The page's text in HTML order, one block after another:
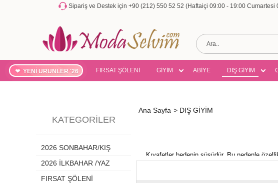
Sipariş ve Destek için +90 (212) 550 52 52 (Haftaiçi 09:00 - 19:00 Cumartesi
YENİ ÜRÜNLER '26 FIRSAT ŞÖLENİ GİYİM ABİYE DIŞ GİYİM
KATEGORILER
2026 SONBAHAR/KIŞ
2026 İLKBAHAR /YAZ
FIRSAT ŞÖLENİ
Ana Sayfa > DIŞ GİYİM
Kıyafetler bedenin süsüdür. Bu nedenle
nedenle kadınların bedenlerine, ciltlerine ve
giyilmesi elzemdir.